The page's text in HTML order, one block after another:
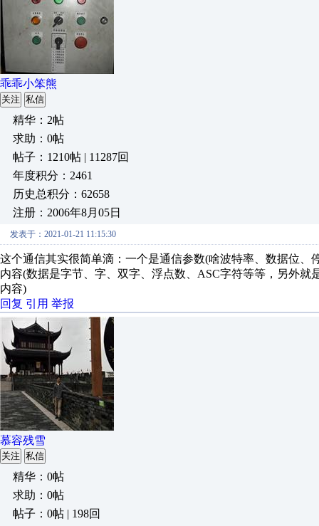
乖乖小笨熊
关注 私信
精华：2帖
求助：0帖
帖子：1210帖 | 11287回
年度积分：2461
历史总积分：62658
注册：2006年8月05日
发表于：2021-01-21 11:15:30
这个通信其实很简单滴：一个是通信参数(啥波特率、数据位
内容(数据是字节、字、双字、浮点数、ASC字符等等，另外
内容)
回复 引用 举报
慕容残雪
关注 私信
精华：0帖
求助：0帖
帖子：0帖 | 198回